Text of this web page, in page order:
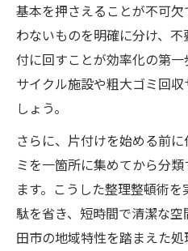
基本を押さえることが不可
わないものを明確に分け、
付に回すことが効率化の第
サイクル施設や粗大ゴミ回
しょう。
さらに、片付けを始める前
ミを一箇所に集めてから分
ます。こうした整理整頓術
駄を省き、短時間で清潔な
田市の地域特性を踏まえた